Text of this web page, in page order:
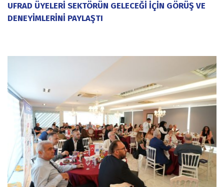
UFRAD ÜYELERİ SEKTÖRÜN GELECEĞİ İÇİN GÖRÜŞ VE
DENEYİMLERİNİ PAYLAŞTI